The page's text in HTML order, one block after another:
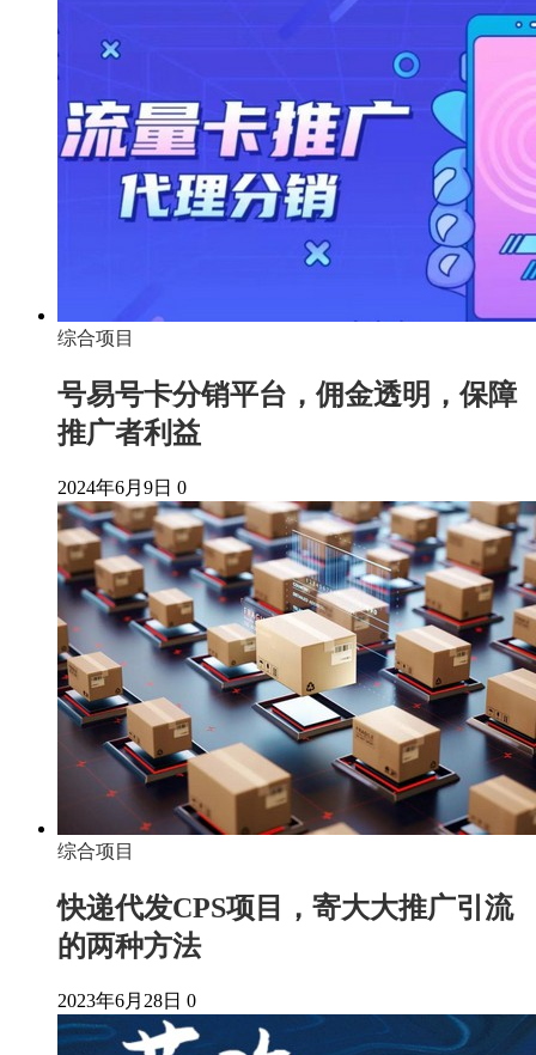
综合项目
号易号卡分销平台，佣金透明，保障
推广者利益
2024年6月9日 0
综合项目
快递代发CPS项目，寄大大推广引流
的两种方法
2023年6月28日 0